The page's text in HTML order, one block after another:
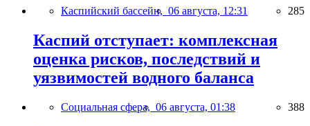
Каспийский бассейн, 06 августа, 12:31 285
Каспий отступает: комплексная
оценка рисков, последствий и
уязвимостей водного баланса
Социальная сфера, 06 августа, 01:38 388